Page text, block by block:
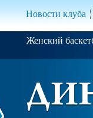
Новости клуба
Женский